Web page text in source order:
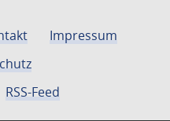
Impressum
RSS-Feed